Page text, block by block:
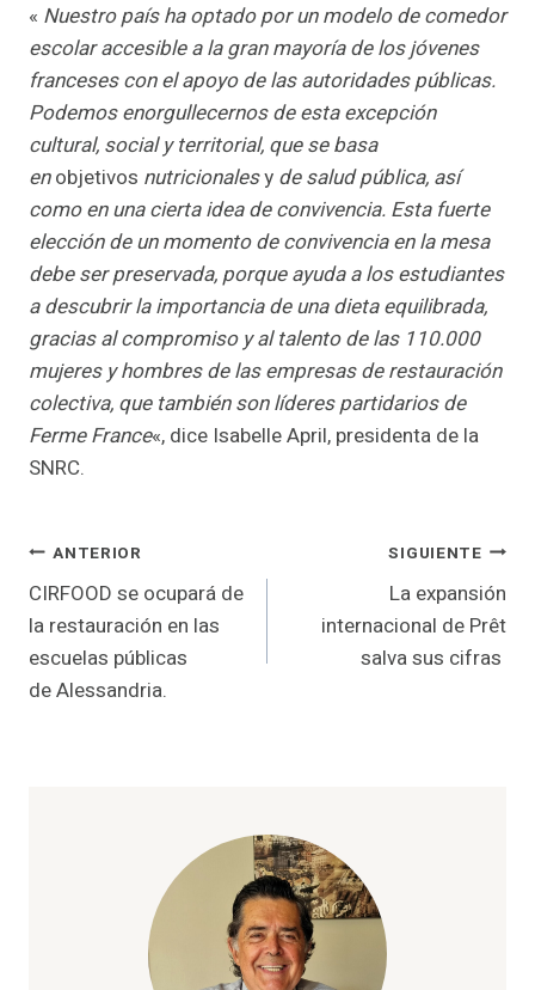
« Nuestro país ha optado por un modelo de comedor
escolar accesible a la gran mayoría de los jóvenes
franceses con el apoyo de las autoridades públicas.
Podemos enorgullecernos de esta excepción
cultural, social y territorial, que se basa
enobjetivos nutricionalesy de salud pública, así
como en una cierta idea de convivencia. Esta fuerte
elección de un momento de convivencia en la mesa
debe ser preservada, porque ayuda a los estudiantes
a descubrir la importancia de una dieta equilibrada,
gracias al compromiso y al talento de las 110.000
mujeres y hombres de las empresas de restauración
colectiva, que también son líderes partidarios de
Ferme France«, dice Isabelle April, presidenta de la
SNRC.
Navegación
de
entradas
ANTERIOR
CIRFOOD se ocupará de
la restauración en las
escuelas públicas
de Alessandria.
SIGUIENTE
La expansión
internacional de Prêt
salva sus cifras